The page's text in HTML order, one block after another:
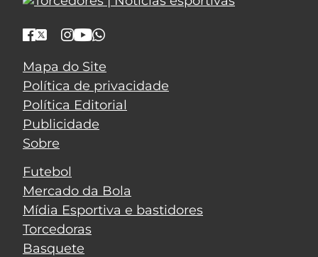
Mapa do Site
Política de privacidade
Política Editorial
Publicidade
Sobre
Futebol
Mercado da Bola
Mídia Esportiva e bastidores
Torcedoras
Basquete